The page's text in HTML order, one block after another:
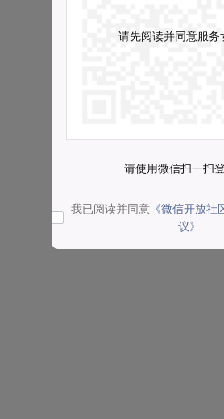
请先阅读并同意服务
请使用微信扫一扫
我已阅读并同意 《微信开放
议》